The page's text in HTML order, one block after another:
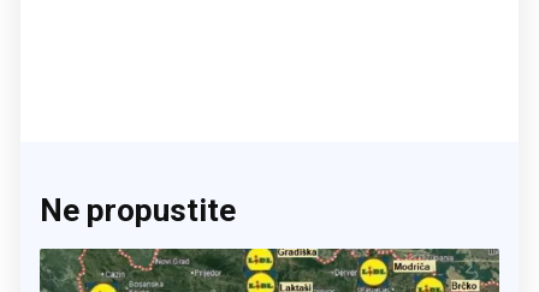
Ne propustite